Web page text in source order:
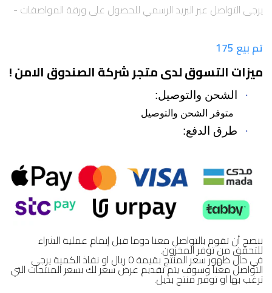
يرجى التواصل عبر البريد الرسمي للحصول على ورقة المواصفات -
تم بيع 175
ميزات التسوق لدى متجر شركة الصندوق الامن !
· الشحن والتوصيل:
متوفر الشحن والتوصيل
· طرق الدفع:
ننصح أن تقوم بالتواصل معنا دوما قبل إتمام عملية الشراء
للتحقق من توفر المخزون.
في حال ظهور سعر المنتج بقيمة 0 ريال او نفاذ الكمية يرجى
التواصل معنا وسوف يتم تقديم عرض سعر لك بسعر المنتجات التي
ترغب بها او توفير منتج بديل.